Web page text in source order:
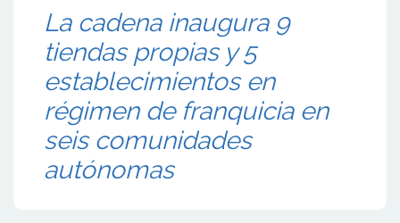
La cadena inaugura 9
tiendas propias y 5
establecimientos en
régimen de franquicia en
seis comunidades
autónomas